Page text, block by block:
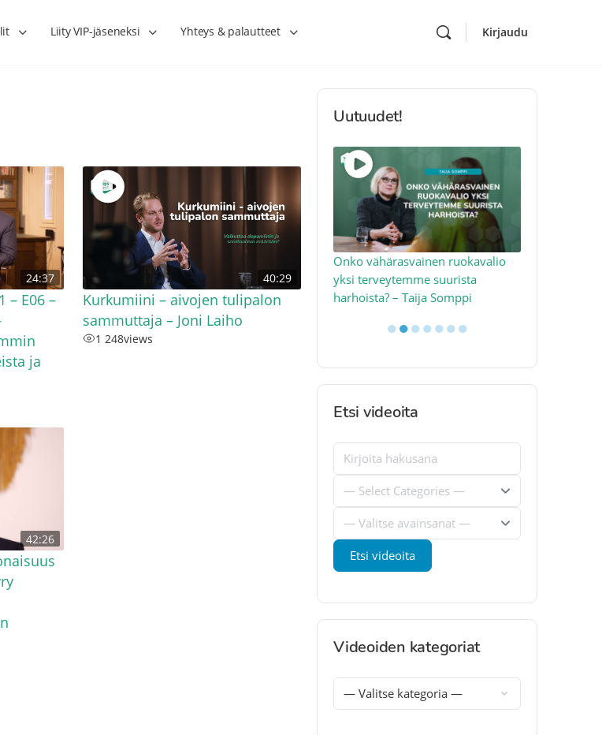
Liity VIP-jäseneksi Yhteys & palautteet Kirjaudu
24:37
– E06 –
ja
40:29
Kurkumiini – aivojen tulipalon
sammuttaja – Joni Laiho
1 248views
42:26
Uutuudet!
on naisen tärkein
Kaisa Jaakkola
Verisuonet priimakuntoon – näin
tuet verenkiertoa ruuan voimalla –
Hanna Voutilainen
Onko vähärasvainen ruokavalio
yksi terveytemme suurista
harhoista? – Taija Somppi
●●●●●●●
Etsi videoita
Videoiden kategoriat